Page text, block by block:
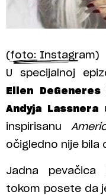
(foto: Instagram)
U specijalnoj
Ellen DeGeneres
Andyja Lassnera
inspirisanu
očigledno nije bila
Jadna
tokom posete da